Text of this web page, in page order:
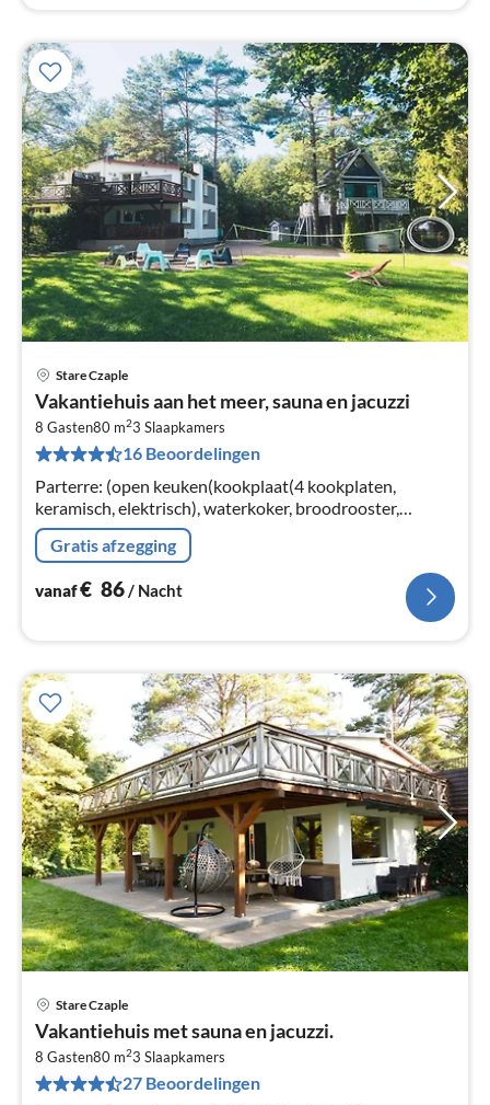
Stare Czaple
Vakantiehuis aan het meer, sauna en jacuzzi
8 Gasten80 m23 Slaapkamers
16 Beoordelingen
Parterre: (open keuken(kookplaat(4 kookplaten,
keramisch, elektrisch), waterkoker, broodrooster,
koffiezetapparaat, oven, magnetron, afwasmachine,
koel-/vriescombinatie, wasmachine...
Gratis afzegging
vanaf€ 86/ Nacht
Stare Czaple
Vakantiehuis met sauna en jacuzzi.
8 Gasten80 m23 Slaapkamers
27 Beoordelingen